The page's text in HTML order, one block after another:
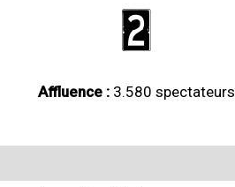
2
Affluence : 3.580 spectateurs